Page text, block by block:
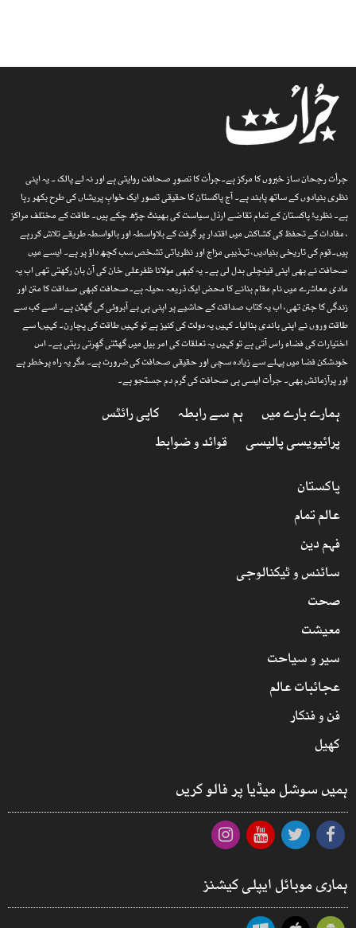
جرأت رجحان ساز خبروں کا مرکز ہے۔جرأت کا تصورِ صحافت روایتی ہے اور نہ لے پالک ۔ یہ اپنی
نظری بنیادوں کے ساتھ پابند ہے۔ آج پاکستان کا حقیقی تصور ایک خوابِ پریشاں کی طرح بکھر رہا
ہے۔ نظریۂ پاکستان کے تمام تقاضے ارذل سیاست کی بھینٹ چڑھ چکے ہیں۔ طاقت کے مختلف مراکز
، مفادات کے تحفظ کی کشاکش میں اقتدار پر گرفت کے بلاواسطہ اور بالواسطہ طریقے تلاش کررہے
ہیں۔قوم کی تاریخی بنیادیں، تہذیبی مزاج اور نظریاتی تشخص سب کچھ داؤ پر ہے۔ ایسے میں
صحافت نے بھی اپنی قینچلی بدل لی ہے۔ یہ کبھی مولانا ظفرعلی خان کی آن بان رکھتی تھی اب یہ
مادی معاشرے میں نام مقام بنانے کا محض ایک ذریعہ ،حیلہ ہے۔صحافت کبھی صداقت کا متن اور
زندگی کا جتن تھی، اب یہ کتاب صداقت کے حاشیے پر اپنی ہی بے آبروئی کی گھٹن ہے۔ اسے کب سے
طاقت وروں نے اپنی باندی بنالیا۔ کہیں یہ دولت کی کنیز ہے تو کہیں طاقت کی پچارن۔ کہیںا سے
اختیارات کی فضاء راس آتی ہے تو کہیں یہ تعلقات کی امر بیل میں گھٹتی گھِرتی رہتی ہے۔ اس
خودشکن فضا میں پہلے سے زیادہ سچی اور حقیقی صحافت کی ضرورت ہے۔ مگر یہ راہ پرخطر ہے
اور پرآزمائش بھی۔ جرأت ایسی ہی صحافت کی گرم دم جستجو ہے۔
ہمارے بارے میں ہم سے رابطہ
کاپی رائٹس
پرائیویسی پالیسی
قوائد و ضوابط
پاکستان
عالم تمام
فہم دین
سائنس و ٹیکنالوجی
صحت
معیشت
سیر و سیاحت
عجائبات عالم
فن و فنکار
کھیل
ہمیں سوشل میڈیا پر فالو کریں
ہماری موبائل ایپلی کیشنز